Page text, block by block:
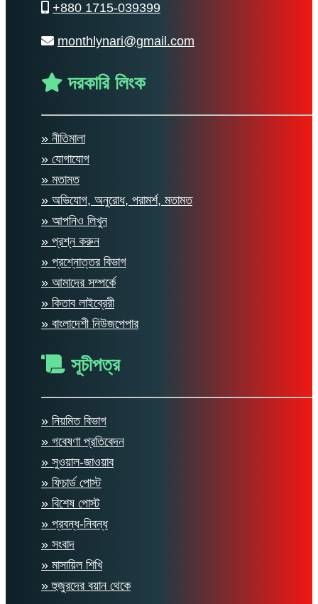
+880 1715-039399
monthlynari@gmail.com
দরকারি লিংক
» নীতিমালা
» যোগাযোগ
» মতামত
» অভিযোগ, অনুরোধ, পরামর্শ, মতামত
» আপনিও লিখুন
» প্রশ্ন করুন
» প্রশ্নোত্তর বিভাগ
» আমাদের সম্পর্কে
» কিতাব লাইব্রেরী
» বাংলাদেশী নিউজপেপার
সূচীপত্র
» নিয়মিত বিভাগ
» গবেষণা প্রতিবেদন
» সুওয়াল-জাওয়াব
» ফিচার্ড পোস্ট
» বিশেষ পোস্ট
» প্রবন্ধ-নিবন্ধ
» সংবাদ
» মাসায়িল শিখি
» হুজুরদের বয়ান থেকে